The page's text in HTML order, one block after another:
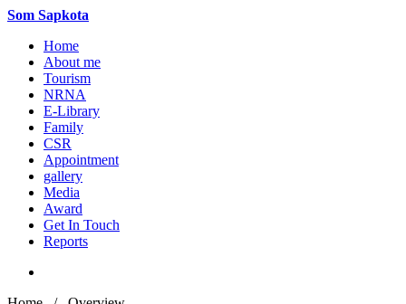
Som Sapkota
Home
About me
Tourism
NRNA
E-Library
Family
CSR
Appointment
gallery
Media
Award
Get In Touch
Reports